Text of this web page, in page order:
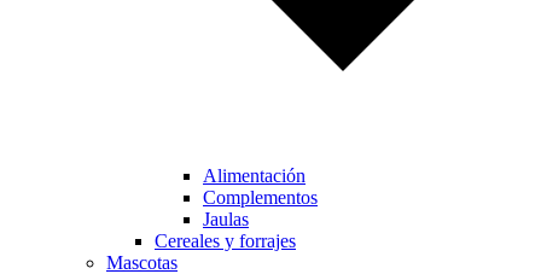
Alimentación
Complementos
Jaulas
Cereales y forrajes
Mascotas